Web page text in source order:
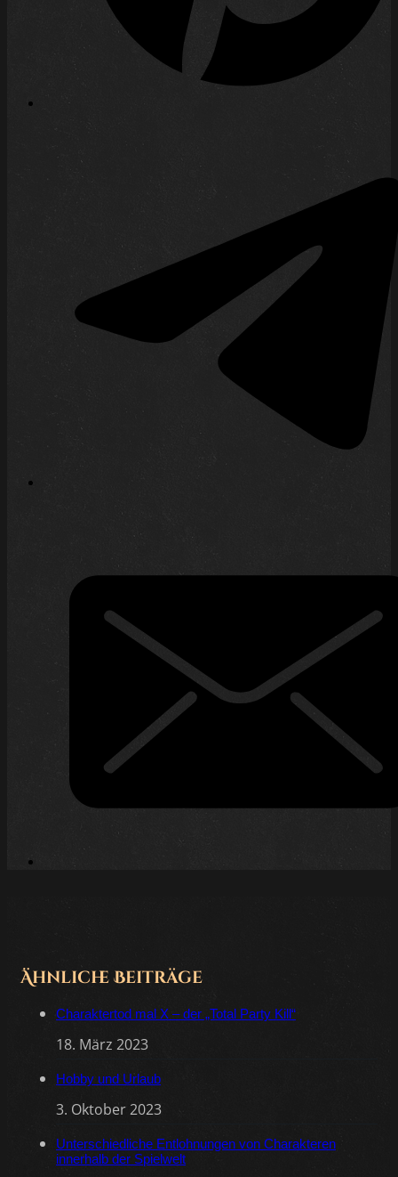
Ähnliche Beiträge
Charaktertod mal X – der „Total Party Kill“
18. März 2023
Hobby und Urlaub
3. Oktober 2023
Unterschiedliche Entlohnungen von Charakteren
innerhalb der Spielwelt